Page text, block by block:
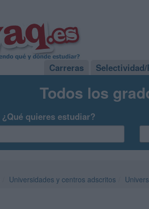
Carreras Selectividad/
Todos los
¿Qué quieres estudiar?
Universidades y centros adscritos